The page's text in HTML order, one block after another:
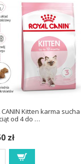
CANIN Kitten karma sucha
od 4 do …
zł